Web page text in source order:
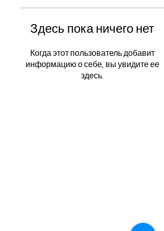
Здесь пока ничего нет
Когда этот пользователь добавит
информацию о себе, вы увидите ее
здесь.